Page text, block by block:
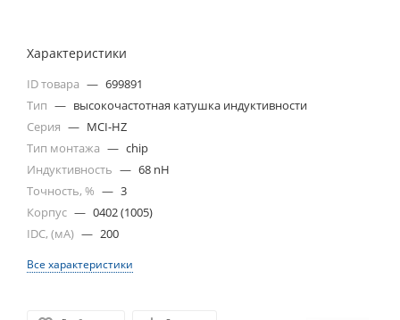
Характеристики
ID товара — 699891
Тип — высокочастотная катушка индуктивности
Серия — MCI-HZ
Тип монтажа — chip
Индуктивность — 68 nH
Точность, % — 3
Корпус — 0402 (1005)
IDC, (мА) — 200
Все характеристики